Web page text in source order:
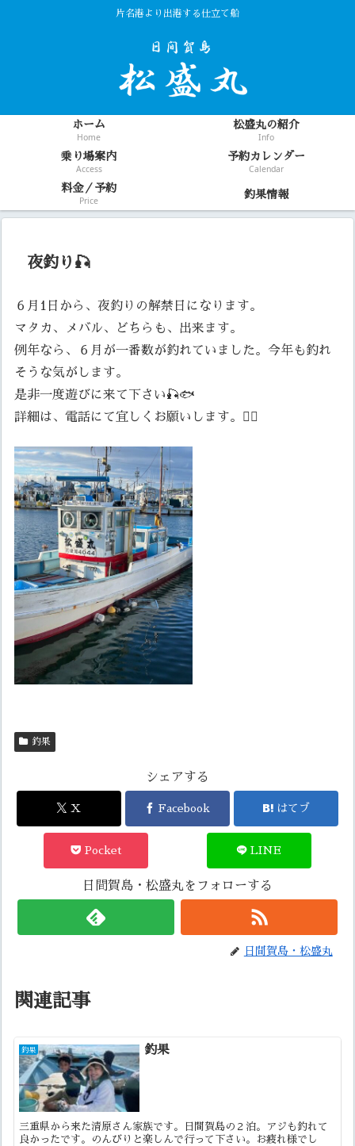
片名港より出港する仕立て船
ホーム
Home
松盛丸の紹介
Info
乗り場案内
Access
予約カレンダー
Calendar
料金／予約
Price
釣果情報
夜釣り🎣
６月1日から、夜釣りの解禁日になります。
マタカ、メバル、どちらも、出来ます。
例年なら、６月が一番数が釣れていました。今年も釣れ
そうな気がします。
是非一度遊びに来て下さい🎣🐟
詳細は、電話にて宜しくお願いします。🙇‍♀️
釣果
シェアする
X Facebook はてブ
Pocket LINE
日間賀島・松盛丸をフォローする
日間賀島・松盛丸
関連記事
釣果 釣果
三重県から来た清原さん家族です。日間賀島の２泊。アジも釣れて
良かったです。のんびりと楽しんで行って下さい。お疲れ様でし